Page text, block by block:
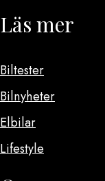
Läs mer
Biltester
Bilnyheter
Elbilar
Lifestyle